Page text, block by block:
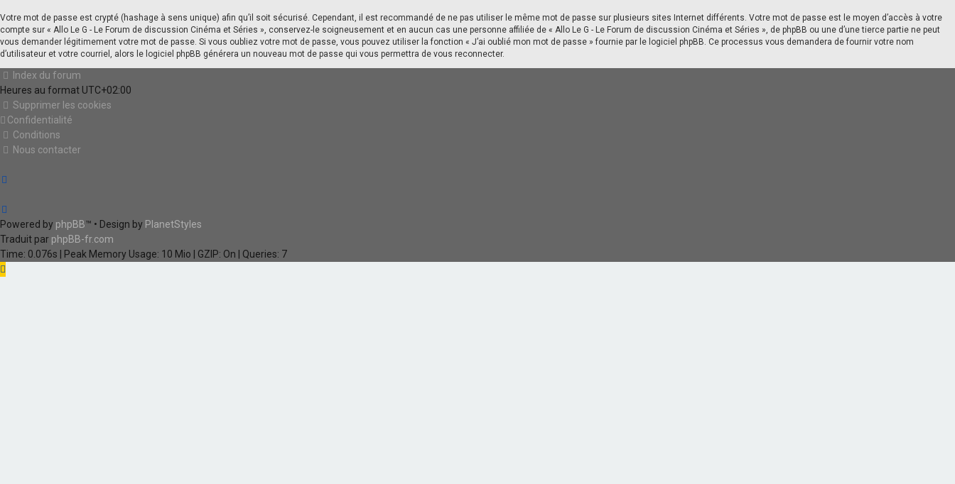
Votre mot de passe est crypté (hashage à sens unique) afin qu’il soit sécurisé. Cependant, il est recommandé de ne pas utiliser le même mot de passe sur plusieurs sites Internet différents. Votre mot de passe est le moyen d’accès à votre
compte sur « Allo Le G - Le Forum de discussion Cinéma et Séries », conservez-le soigneusement et en aucun cas une personne affiliée de « Allo Le G - Le Forum de discussion Cinéma et Séries », de phpBB ou une d’une tierce partie ne peut
vous demander légitimement votre mot de passe. Si vous oubliez votre mot de passe, vous pouvez utiliser la fonction « J’ai oublié mon mot de passe » fournie par le logiciel phpBB. Ce processus vous demandera de fournir votre nom
d’utilisateur et votre courriel, alors le logiciel phpBB générera un nouveau mot de passe qui vous permettra de vous reconnecter.
Index du forum
Heures au format UTC+02:00
Supprimer les cookies
Confidentialité
Conditions
Nous contacter
Powered by phpBB™ • Design by PlanetStyles
Traduit par phpBB-fr.com
Time: 0.076s | Peak Memory Usage: 10 Mio | GZIP: On | Queries: 7